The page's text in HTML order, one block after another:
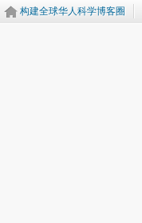
构建全球华人科学博客圈